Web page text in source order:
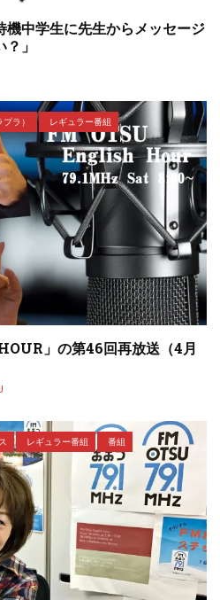
機中学生に先生からメッセージ
」
プラ） レギュラー番組
」の第46回再放送（4月
レギュラー番組 番組